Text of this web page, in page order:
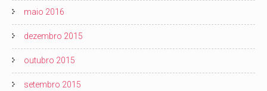
maio 2016
dezembro 2015
outubro 2015
setembro 2015